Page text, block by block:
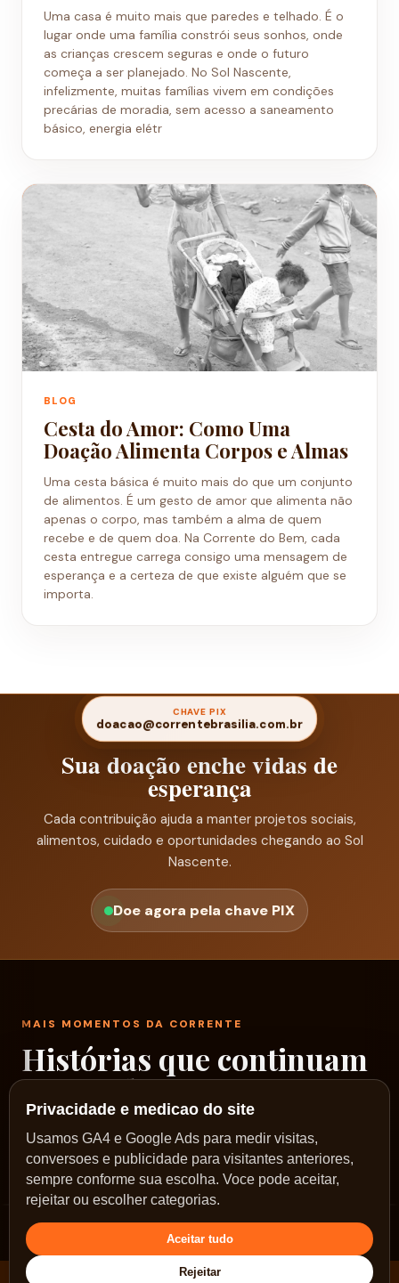
Uma casa é muito mais que paredes e telhado. É o
lugar onde uma família constrói seus sonhos, onde
as crianças crescem seguras e onde o futuro
começa a ser planejado. No Sol Nascente,
infelizmente, muitas famílias vivem em condições
precárias de moradia, sem acesso a saneamento
básico, energia elétr
BLOG
Cesta do Amor: Como Uma
Doação Alimenta Corpos e Almas
Uma cesta básica é muito mais do que um conjunto
de alimentos. É um gesto de amor que alimenta não
apenas o corpo, mas também a alma de quem
recebe e de quem doa. Na Corrente do Bem, cada
cesta entregue carrega consigo uma mensagem de
esperança e a certeza de que existe alguém que se
importa.
CHAVE PIX
doacao@correntebrasilia.com.br
Sua doação enche vidas de
esperança
Cada contribuição ajuda a manter projetos sociais,
alimentos, cuidado e oportunidades chegando ao Sol
Nascente.
Doe agora pela chave PIX
MAIS MOMENTOS DA CORRENTE
Histórias que continuam
passando por aqui
Um rodízio de fotos reais dos nossos encontros,
ações e caminhos no Sol Nascente.
Privacidade e medicao do site
Usamos GA4 e Google Ads para medir visitas,
conversoes e publicidade para visitantes anteriores,
sempre conforme sua escolha. Voce pode aceitar,
rejeitar ou escolher categorias.
Aceitar tudo
Rejeitar